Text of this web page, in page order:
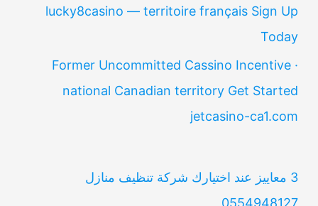
lucky8casino — territoire français Sign Up
Today
Former Uncommitted Cassino Incentive ·
national Canadian territory Get Started
jetcasino-ca1.com
3 معاييز عند اختيارك شركة تنظيف منازل